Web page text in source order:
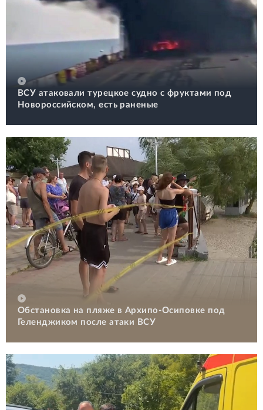
ВСУ атаковали турецкое судно с фруктами под
Новороссийском, есть раненые
Обстановка на пляже в Архипо-Осиповке под
Геленджиком после атаки ВСУ